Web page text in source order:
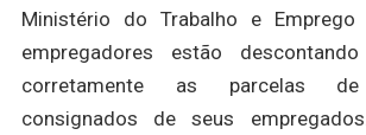
Ministério do Trabalho e
empregadores estão
corretamente as parcelas de
consignados de seus